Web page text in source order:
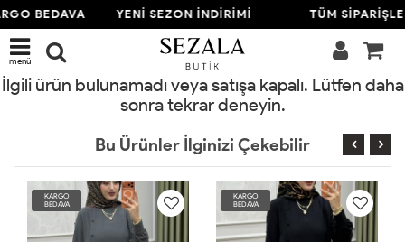
BEDAVA YENİ SEZON İNDİRİMİ TÜM
menü
İlgili ürün bulunamadı veya satışa kapalı. Lütfen daha
sonra tekrar deneyin.
Bu Ürünler İlginizi Çekebilir
KARGO
BEDAVA
KARGO
BEDAVA